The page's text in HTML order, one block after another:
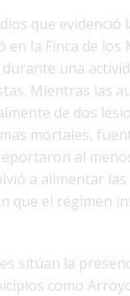
que evidenció
la Finca de los
una
Mientras las
de dos
mortales,
al
a alimentar
que el régimen
sitúan la
como